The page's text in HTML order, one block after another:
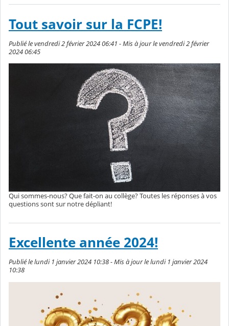
Tout savoir sur la FCPE!
Publié le vendredi 2 février 2024 06:41 - Mis à jour le vendredi 2 février
2024 06:45
Qui sommes-nous? Que fait-on au collège? Toutes les réponses à vos
questions sont sur notre dépliant!
Excellente année 2024!
Publié le lundi 1 janvier 2024 10:38 - Mis à jour le lundi 1 janvier 2024
10:38